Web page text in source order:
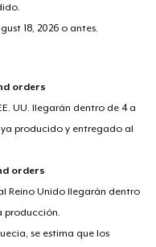
18, 2026 o antes.
orders
UU. llegarán dentro de 4 a
producido y entregado al
orders
Reino Unido llegarán dentro
producción.
se estima que los